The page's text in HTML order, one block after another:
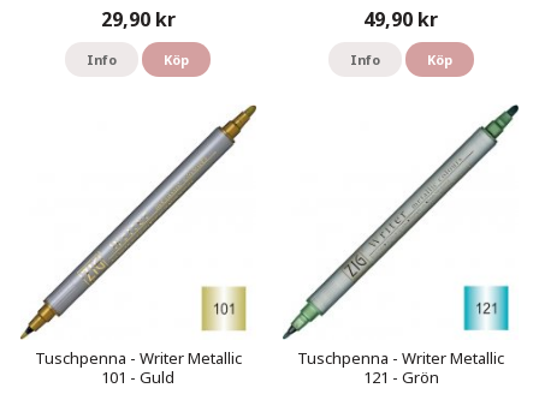
29,90 kr
Info Köp
49,90 kr
Info Köp
Tuschpenna - Writer Metallic
101 - Guld
Tuschpenna - Writer Metallic
121 - Grön